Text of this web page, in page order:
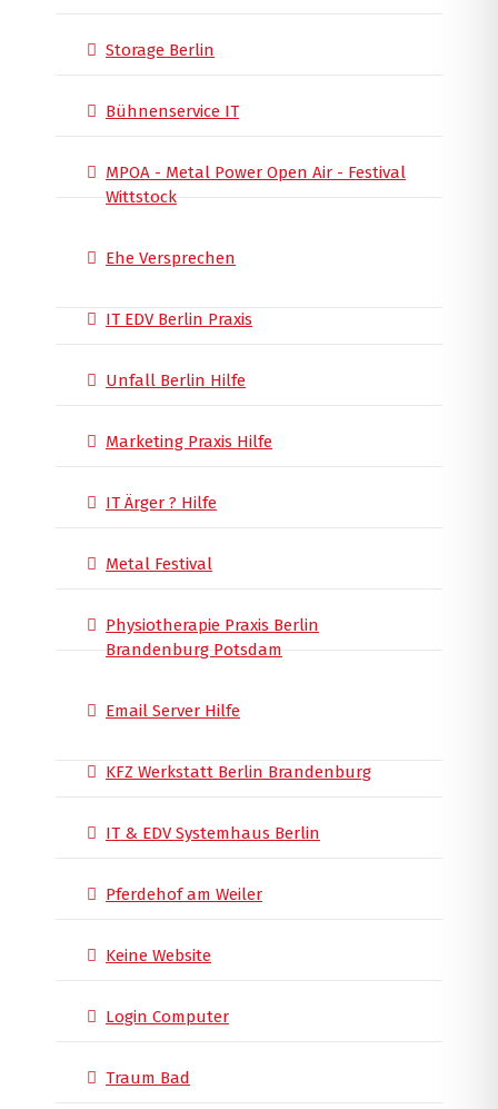
Storage Berlin
Bühnenservice IT
MPOA - Metal Power Open Air - Festival
Wittstock
Ehe Versprechen
IT EDV Berlin Praxis
Unfall Berlin Hilfe
Marketing Praxis Hilfe
IT Ärger ? Hilfe
Metal Festival
Physiotherapie Praxis Berlin
Brandenburg Potsdam
Email Server Hilfe
KFZ Werkstatt Berlin Brandenburg
IT & EDV Systemhaus Berlin
Pferdehof am Weiler
Keine Website
Login Computer
Traum Bad